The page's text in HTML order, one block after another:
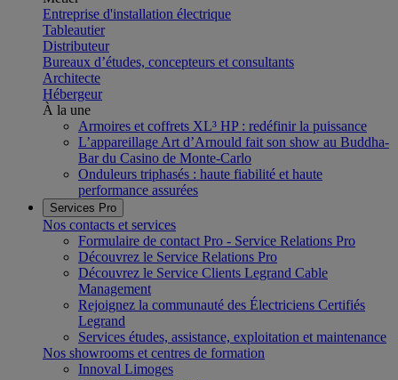
Entreprise d'installation électrique
Tableautier
Distributeur
Bureaux d’études, concepteurs et consultants
Architecte
Hébergeur
À la une
Armoires et coffrets XL³ HP : redéfinir la puissance
L’appareillage Art d’Arnould fait son show au Buddha-
Bar du Casino de Monte-Carlo
Onduleurs triphasés : haute fiabilité et haute
performance assurées
Services Pro
Nos contacts et services
Formulaire de contact Pro - Service Relations Pro
Découvrez le Service Relations Pro
Découvrez le Service Clients Legrand Cable
Management
Rejoignez la communauté des Électriciens Certifiés
Legrand
Services études, assistance, exploitation et maintenance
Nos showrooms et centres de formation
Innoval Limoges